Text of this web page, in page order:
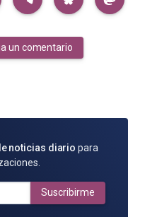
un comentario
noticias diario para
Suscribirme